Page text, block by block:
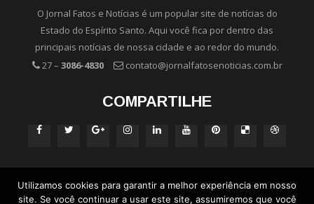
O Jornal Fatos e Notícias é um popular site de notícias do
Estado do Espírito Santo. Aqui você fica por dentro das
principais notícias de nossa cidade e ao redor do mundo.
27 – 3086-4830 contato@jornalfatosenoticias.com.br
COMPARTILHE
Utilizamos cookies para garantir a melhor experiência em nosso
site. Se você continuar a usar este site, assumiremos que você